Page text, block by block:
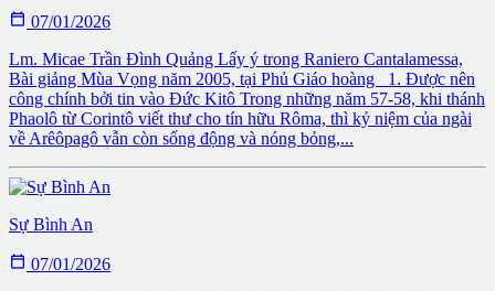
 07/01/2026
Lm. Micae Trần Đình Quảng Lấy ý trong Raniero Cantalamessa,
Bài giảng Mùa Vọng năm 2005, tại Phủ Giáo hoàng 1. Được nên
công chính bởi tin vào Đức Kitô Trong những năm 57-58, khi thánh
Phaolô từ Corintô viết thư cho tín hữu Rôma, thì kỷ niệm của ngài
về Arêôpagô vẫn còn sống động và nóng bỏng,...
Sự Bình An
 07/01/2026